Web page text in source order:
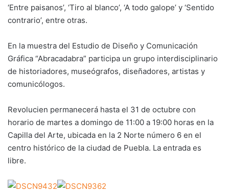
‘Entre paisanos’, ‘Tiro al blanco’, ‘A todo galope’ y ‘Sentido
contrario’, entre otras.
En la muestra del Estudio de Diseño y Comunicación
Gráfica “Abracadabra” participa un grupo interdisciplinario
de historiadores, museógrafos, diseñadores, artistas y
comunicólogos.
Revolucien permanecerá hasta el 31 de octubre con
horario de martes a domingo de 11:00 a 19:00 horas en la
Capilla del Arte, ubicada en la 2 Norte número 6 en el
centro histórico de la ciudad de Puebla. La entrada es
libre.